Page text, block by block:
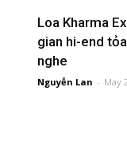
Loa Kharma
gian hi-end
nghe
Nguyễn Lan - May